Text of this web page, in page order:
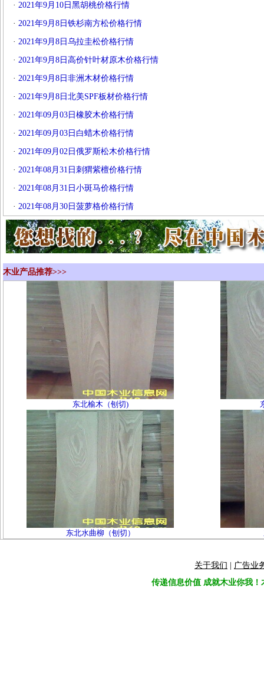
· 2021年9月10日黑胡桃价格行情
· 2021年9月8日铁杉南方松价格行情
· 2021年9月8日乌拉圭松价格行情
· 2021年9月8日高价针叶材原木价格行情
· 2021年9月8日非洲木材价格行情
· 2021年9月8日北美SPF板材价格行情
· 2021年09月03日橡胶木价格行情
· 2021年09月03日白蜡木价格行情
· 2021年09月02日俄罗斯松木价格行情
· 2021年08月31日刺猬紫檀价格行情
· 2021年08月31日小斑马价格行情
· 2021年08月30日菠萝格价格行情
木业产品推荐>>>
东北榆木（刨切)
东北水曲柳（刨切）
关于我们
广告业
传递信息价值 成就木业你我